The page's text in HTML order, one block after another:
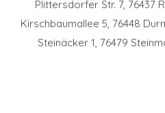
Plittersdorfer Str. 7, 76437
Kirschbaumallee 5, 76448
Steinäcker 1, 76479